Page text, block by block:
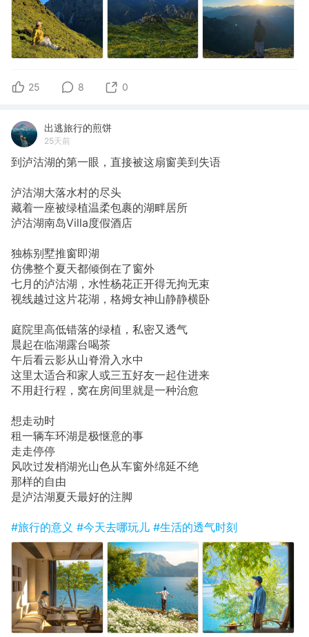
25 8 0
出逃旅行的煎饼
25天前
到泸沽湖的第一眼，直接被这扇窗美到失语
泸沽湖大落水村的尽头
藏着一座被绿植温柔包裹的湖畔居所
泸沽湖南岛Villa度假酒店
独栋别墅推窗即湖
仿佛整个夏天都倾倒在了窗外
七月的泸沽湖，水性杨花正开得无拘无束
视线越过这片花湖，格姆女神山静静横卧
庭院里高低错落的绿植，私密又透气
晨起在临湖露台喝茶
午后看云影从山脊滑入水中
这里太适合和家人或三五好友一起住进来
不用赶行程，窝在房间里就是一种治愈
想走动时
租一辆车环湖是极惬意的事
走走停停
风吹过发梢湖光山色从车窗外绵延不绝
那样的自由
是泸沽湖夏天最好的注脚
#旅行的意义 #今天去哪玩儿 #生活的透气时刻